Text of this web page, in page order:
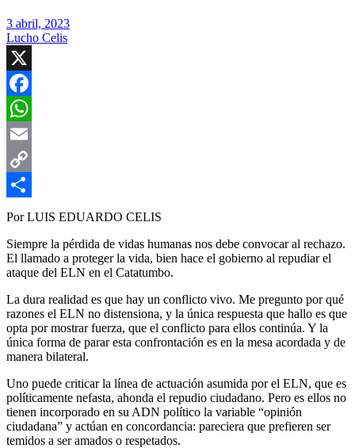
3 abril, 2023
Lucho Celis
X
Facebook
WhatsApp
Email
Copy
Link
Compartir
Por LUIS EDUARDO CELIS
Siempre la pérdida de vidas humanas nos debe convocar al rechazo.
El llamado a proteger la vida, bien hace el gobierno al repudiar el
ataque del ELN en el Catatumbo.
La dura realidad es que hay un conflicto vivo. Me pregunto por qué
razones el ELN no distensiona, y la única respuesta que hallo es que
opta por mostrar fuerza, que el conflicto para ellos continúa. Y la
única forma de parar esta confrontación es en la mesa acordada y de
manera bilateral.
Uno puede criticar la línea de actuación asumida por el ELN, que es
políticamente nefasta, ahonda el repudio ciudadano. Pero es ellos no
tienen incorporado en su ADN político la variable “opinión
ciudadana” y actúan en concordancia: pareciera que prefieren ser
temidos a ser amados o respetados.